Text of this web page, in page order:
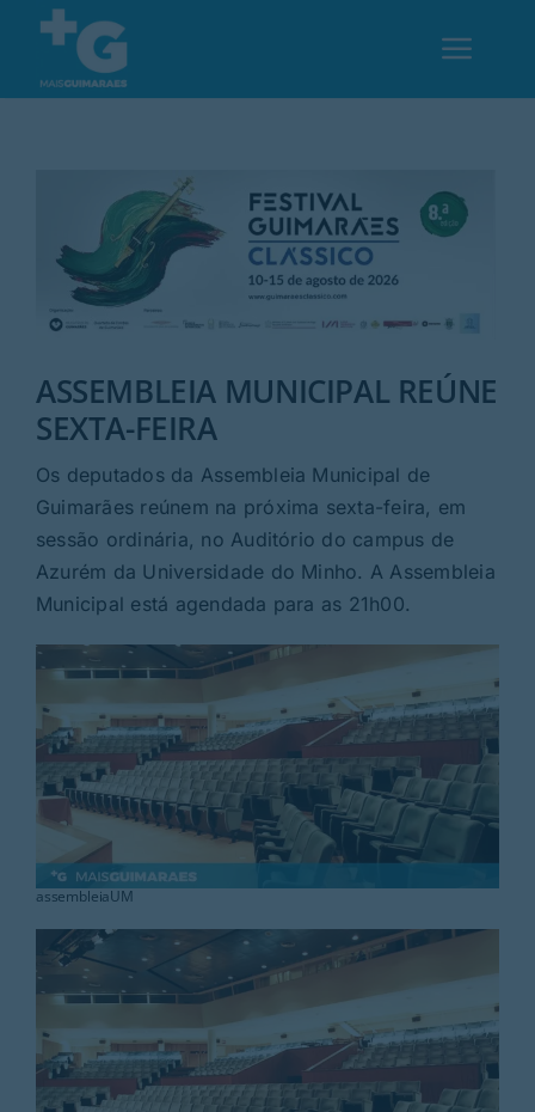
content
Desporto
Opinião
Região
Rubricas
Search
For:
ASSEMBLEIA MUNICIPAL REÚNE
SEXTA-FEIRA
Os deputados da Assembleia Municipal de
Guimarães reúnem na próxima sexta-feira, em
sessão ordinária, no Auditório do campus de
Azurém da Universidade do Minho. A Assembleia
Municipal está agendada para as 21h00.
assembleiaUM